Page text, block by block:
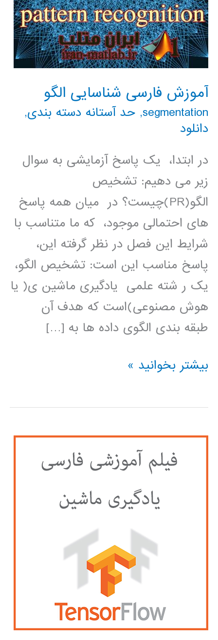
آموزش فارسی شناسایی الگو
segmentation
, حد آستانه دسته بندی,
دانلود
در ابتدا، یک پاسخ آزمایشی به سوال
زیر می دهیم: تشخیص
الگو(PR)چیست؟ در میان همه پاسخ
های احتمالی موجود، که ما متناسب با
شرایط این فصل در نظر گرفته این،
پاسخ مناسب این است: تشخیص الگو،
یک ر شته علمی یادگیری ماشین ی( یا
هوش مصنوعی)است که هدف آن
طبقه بندی الگوی داده ها به […]
آموزش
شناسایی
بیشتر بخوانید »